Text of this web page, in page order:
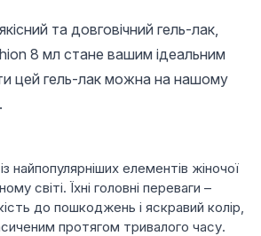
та довговічний гель-лак,
8 мл стане вашим ідеальним
цей гель-лак можна на нашому
найпопулярніших елементів жіночої
світі. Їхні головні переваги –
до пошкоджень і яскравий колір,
протягом тривалого часу.